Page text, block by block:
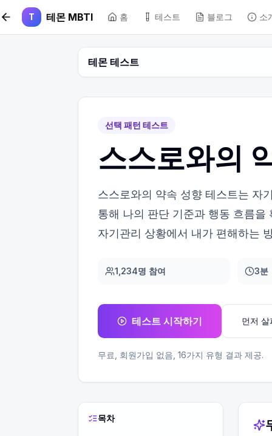
본문 바로가기
T 테몬 MBTI 홈 테스트 블로그 소
테몬 테스트
선택 패턴 테스트
스스로와의
스스로와의 약속 성향 테스트는 자
통해 나의 판단 기준과 행동 흐름을
자기관리 상황에서 내가 편해하는
1,234명 참여 3분
테스트 시작하기 먼저 살
무료, 회원가입 없음, 16가지 유형 결과 제공.
목차